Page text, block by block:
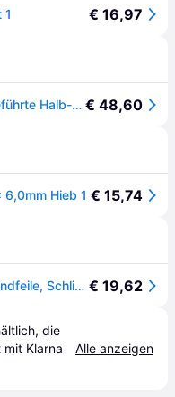
1 € 16,97
Bahco 1-210-08-1-2 Ergo™ Handgeführte Halb-Runde Bastardfeile 200mm (8in) BAH210 € 48,60
Hieb 1 € 15,74
Bahco, Raspel + Feile, ERGO Halbrundfeile, Schlicht 200 mm (Hieb 3, 200mm) € 19,62
die
Klarna
Alle anzeigen